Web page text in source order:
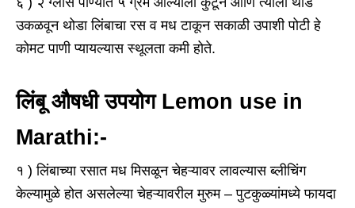
उकळवून थोडा लिंबाचा रस व मध टाकून सकाळी उपाशी पोटी हे
कोमट पाणी प्यायल्यास स्थूलता कमी होते.
लिंबू औषधी उपयोग Lemon use in
Marathi:-
१ ) लिंबाच्या रसात मध मिसळून चेहऱ्यावर लावल्यास ब्लीचिंग
केल्यामुळे होत असलेल्या चेहऱ्यावरील मुरुम – पुटकुळ्यांमध्ये फायदा